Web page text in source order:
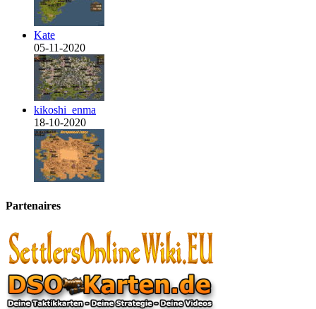
Kate
05-11-2020
kikoshi_enma
18-10-2020
Partenaires